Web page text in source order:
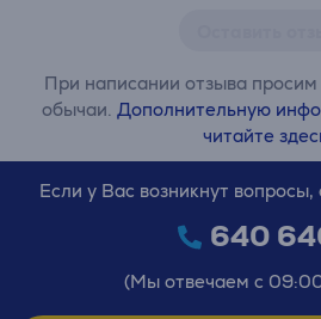
При написании отзыва
обычаи. Дополнительную
читайте
Если у Вас возникнут
640
(Мы отвечаем с